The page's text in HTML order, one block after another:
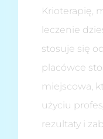
Krioterapię,
leczenie
stosuje się
placówce
miejscowa,
użyciu
rezultaty i